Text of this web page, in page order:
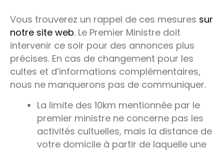
Vous trouverez un rappel de ces mesures sur
notre site web. Le Premier Ministre doit
intervenir ce soir pour des annonces plus
précises. En cas de changement pour les
cultes et d’informations complémentaires,
nous ne manquerons pas de communiquer.
La limite des 10km mentionnée par le
premier ministre ne concerne pas les
activités cultuelles, mais la distance de
votre domicile à partir de laquelle une